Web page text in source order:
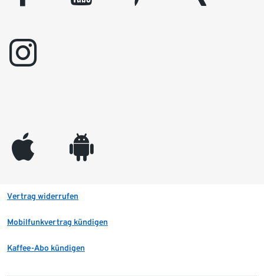
instagram
appleinc android
Vertrag widerrufen
Mobilfunkvertrag kündigen
Kaffee-Abo kündigen